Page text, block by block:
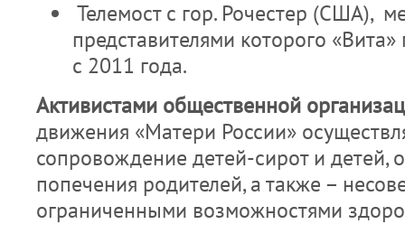
Телемост с гор. Рочестер (США),
представителями которого
с 2011 года.
Активистами общественной
движения «Матери России»
сопровождение детей-сирот и детей,
попечения родителей, а также –
ограниченными возможностями